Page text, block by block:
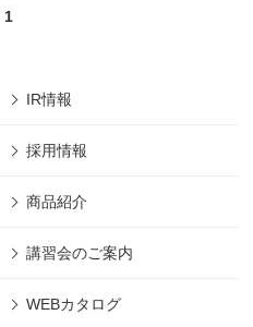
1
IR情報
採用情報
商品紹介
講習会のご案内
WEBカタログ